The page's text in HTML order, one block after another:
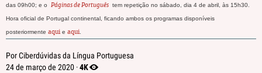
Por Ciberdúvidas da Língua Portuguesa
24 de março de 2020 ·4K
das 09h00; e o Páginas de Português tem repetição no sábado, dia 4 de abril, às 15h30.
Hora oficial de Portugal continental, ficando ambos os programas disponíveis
posteriormente aqui e aqui